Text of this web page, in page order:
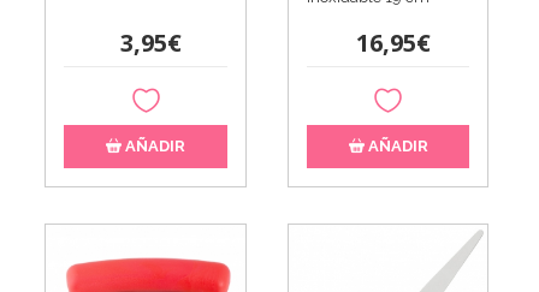
3,95€
AÑADIR
16,95€
AÑADIR